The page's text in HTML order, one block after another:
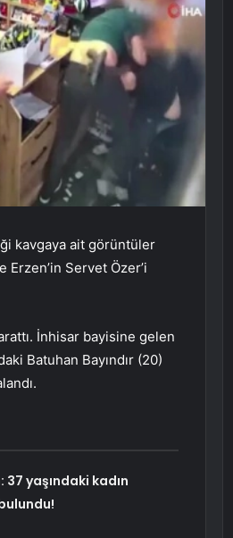
kavgaya ait görüntüler
Erzen’in Servet Özer’i
İnhisar bayisine gelen
Batuhan Bayındır (20)
37 yaşındaki kadın